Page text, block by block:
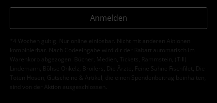
Anmelden
*4 Wochen gültig. Nur online einlösbar. Nicht mit anderen Aktionen
kombinierbar. Nach Codeeingabe wird dir der Rabatt automatisch im
Warenkorb abgezogen. Bücher, Medien, Tickets, Rammstein, (Till)
Lindemann, Böhse Onkelz, Broilers, Die Ärzte, Feine Sahne Fischfilet, Die
Toten Hosen, Gutscheine & Artikel, die einen Spendenbeitrag beinhalten,
sind von der Aktion ausgeschlossen.